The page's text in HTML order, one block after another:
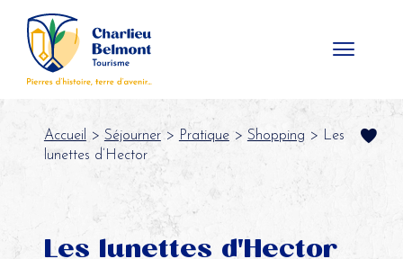
Accueil > Séjourner> Pratique> Shopping > Les
lunettes d’Hector
Les lunettes d'Hector
Panneau de gestion des cookies